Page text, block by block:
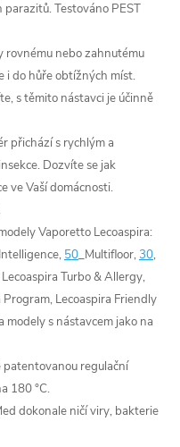
Testováno PEST
rovnému nebo zahnutému
i do hůře obtížných míst.
s těmito nástavci je účinně
přichází s rychlým a
Dozvíte se jak
ve Vaší domácnosti.
Vaporetto Lecoaspira:
50_Multifloor, 30,
Turbo & Allergy,
Lecoaspira Friendly
modely s nástavcem jako na
patentovanou regulační
180 °C.
dokonale ničí viry, bakterie